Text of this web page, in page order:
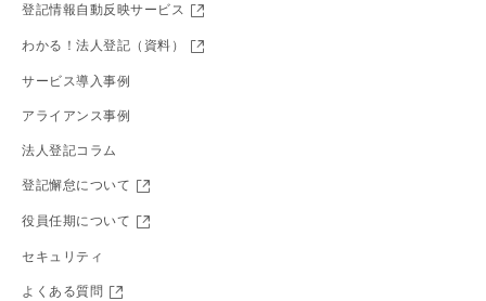
登記情報自動反映サービス
わかる！法人登記（資料）
サービス導入事例
アライアンス事例
法人登記コラム
登記懈怠について
役員任期について
セキュリティ
よくある質問